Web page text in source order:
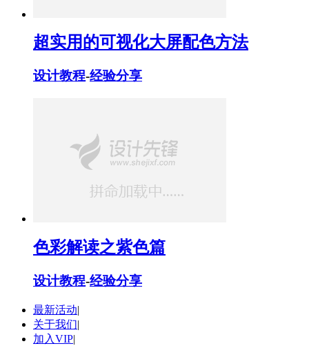
超实用的可视化大屏配色方法
设计教程-经验分享
色彩解读之紫色篇
设计教程-经验分享
最新活动|
关于我们|
加入VIP|